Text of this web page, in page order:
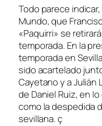
Todo parece
Mundo, que
«Paquirri» se
temporada. En la
temporada en
sido acartelado
Cayetano y a Julián
de Daniel Ruiz, en
como la despedida
sevillana. ç